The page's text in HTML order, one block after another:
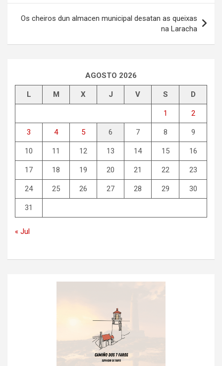
Os cheiros dun almacen municipal desatan as queixas
na Laracha
AGOSTO 2026
L M X J V S D
1 2
3 4 5 6 7 8 9
10 11 12 13 14 15 16
17 18 19 20 21 22 23
24 25 26 27 28 29 30
31
« Jul